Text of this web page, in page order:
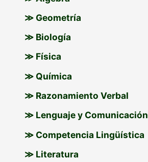
≫ Geometría
≫ Biología
≫ Física
≫ Química
≫ Razonamiento Verbal
≫ Lenguaje y Comunicación
≫ Competencia Lingüística
≫ Literatura